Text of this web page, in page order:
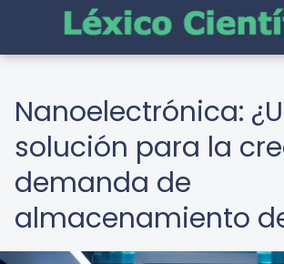
Nanoelectrónica:
solución para la
demanda de
almacenamiento